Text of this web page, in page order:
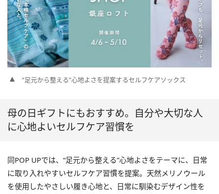
“足元から整える”心地よさを提案するセルフケアソックス
母の日ギフトにもおすすめ。自分や大切な人
に心地よいセルフケア習慣を
同POP UPでは、“足元から整える”心地よさをテーマに、日常
に取り入れやすいセルフケア習慣を提案。天然メリノウール
を使用したやさしい履き心地と、日常に馴染むデザイン性を